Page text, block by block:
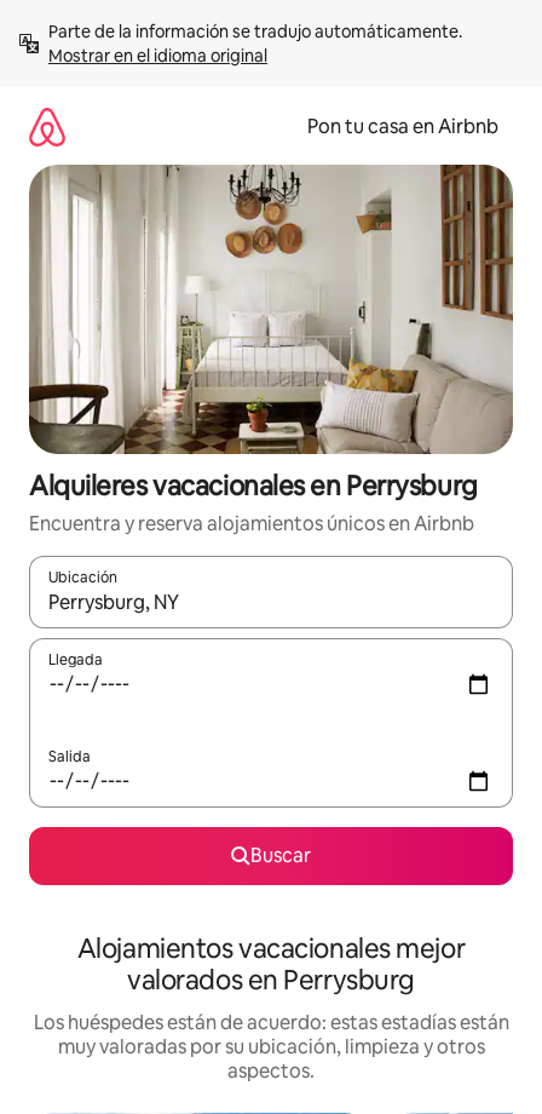
contenidoMostrar en el idioma original
Pon tu casa en Airbnb
Alquileres vacacionales en Perrysburg
Encuentra y reserva alojamientos únicos en Airbnb
Ubicación
Cuando los resultados estén disponibles, navega con las
Llegada
Salida
Buscar
Alojamientos vacacionales mejor
valorados en Perrysburg
Los huéspedes están de acuerdo: estas estadías están
muy valoradas por su ubicación, limpieza y otros
aspectos.